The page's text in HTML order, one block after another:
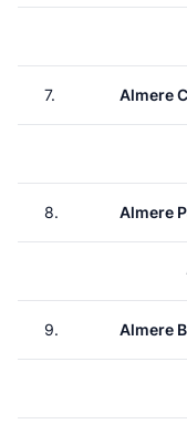
7. Almere
8. Almere
9. Almere